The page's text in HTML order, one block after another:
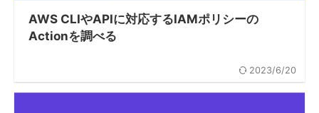
AWS CLIやAPIに対応するIAMポリシーの
Actionを調べる
2023/6/20